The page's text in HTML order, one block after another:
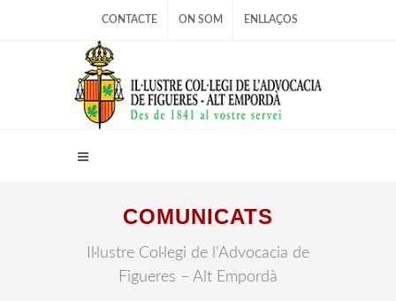
CONTACTE ON SOM ENLLAÇOS
COMUNICATS
Il·lustre Col·legi de l’Advocacia de
Figueres – Alt Empordà